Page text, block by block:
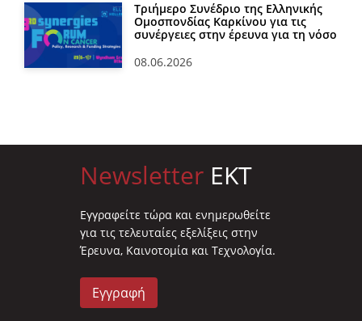
Τριήμερο Συνέδριο της Ελληνικής
Ομοσπονδίας Καρκίνου για τις
συνέργειες στην έρευνα για τη νόσο
08.06.2026
Newsletter EKT
Eγγραφείτε τώρα και ενημερωθείτε
για τις τελευταίες εξελίξεις στην
Έρευνα, Καινοτομία και Τεχνολογία.
Εγγραφή